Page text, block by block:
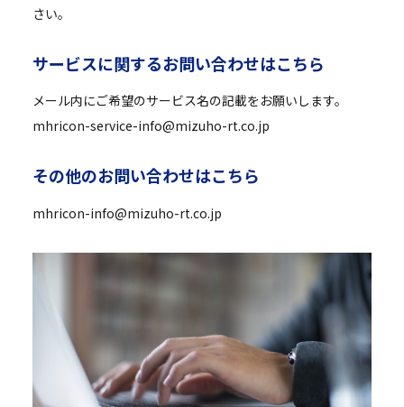
さい。
サービスに関するお問い合わせはこちら
メール内にご希望のサービス名の記載をお願いします。
mhricon-service-info@mizuho-rt.co.jp
その他のお問い合わせはこちら
mhricon-info@mizuho-rt.co.jp